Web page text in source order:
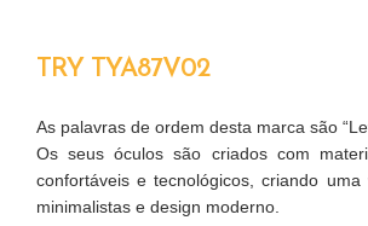
TRY TYA87V02
As palavras de ordem desta marca são
Os seus óculos são criados com
confortáveis e tecnológicos, criando
minimalistas e design moderno.